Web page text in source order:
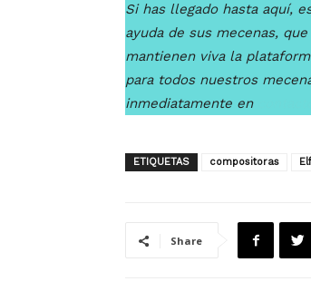
Si has llegado hasta aquí,
ayuda de sus mecenas,
mantienen viva la
para todos nuestros
inmediatamente en
ETIQUETAS compositoras
Share